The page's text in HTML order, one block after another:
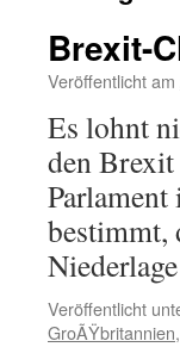
Brexit-
Veröffentlicht am
Es lohnt
den Brexit
bestimmt,
Veröffentlicht
GroÃŸbritannien,